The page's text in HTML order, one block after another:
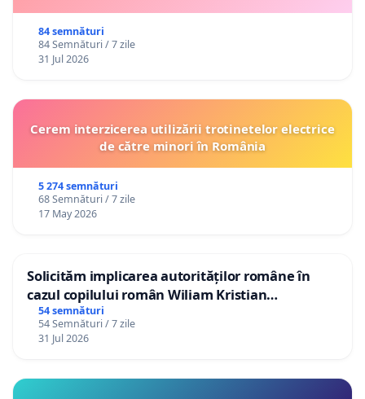
84 semnături
84 Semnături / 7 zile
31 Jul 2026
Cerem interzicerea utilizării trotinetelor electrice
de către minori în România
5 274 semnături
68 Semnături / 7 zile
17 May 2026
Solicităm implicarea autorităților române în
cazul copilului român Wiliam Kristian
Gheorghe, aflat în plasament în Danemarca de
12 ani
54 semnături
54 Semnături / 7 zile
31 Jul 2026